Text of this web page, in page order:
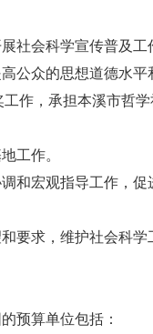
会科学宣传普及工
公众的思想道德水平
作，承担本溪市哲学
工作。
宏观指导工作，促
求，维护社会科学
预算单位包括：